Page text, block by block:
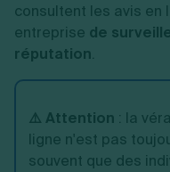
consultent les avis en
entreprise de
réputation.
⚠️ Attention : la
ligne n'est pas
souvent que des